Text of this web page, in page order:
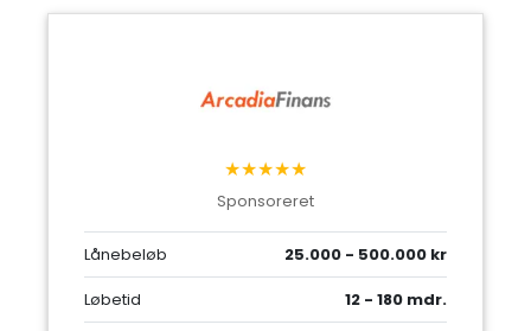
★★★★★
Sponsoreret
Lånebeløb
25.000 - 500.000 kr
Løbetid
12 - 180 mdr.